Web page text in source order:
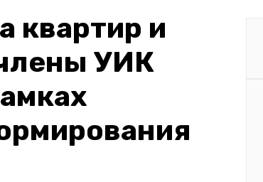
квартир и
УИК